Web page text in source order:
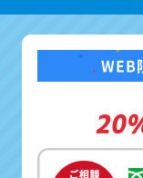
WEB